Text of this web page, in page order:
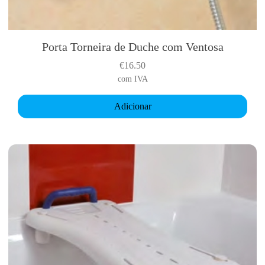
Porta Torneira de Duche com Ventosa
€16.50
com IVA
Adicionar